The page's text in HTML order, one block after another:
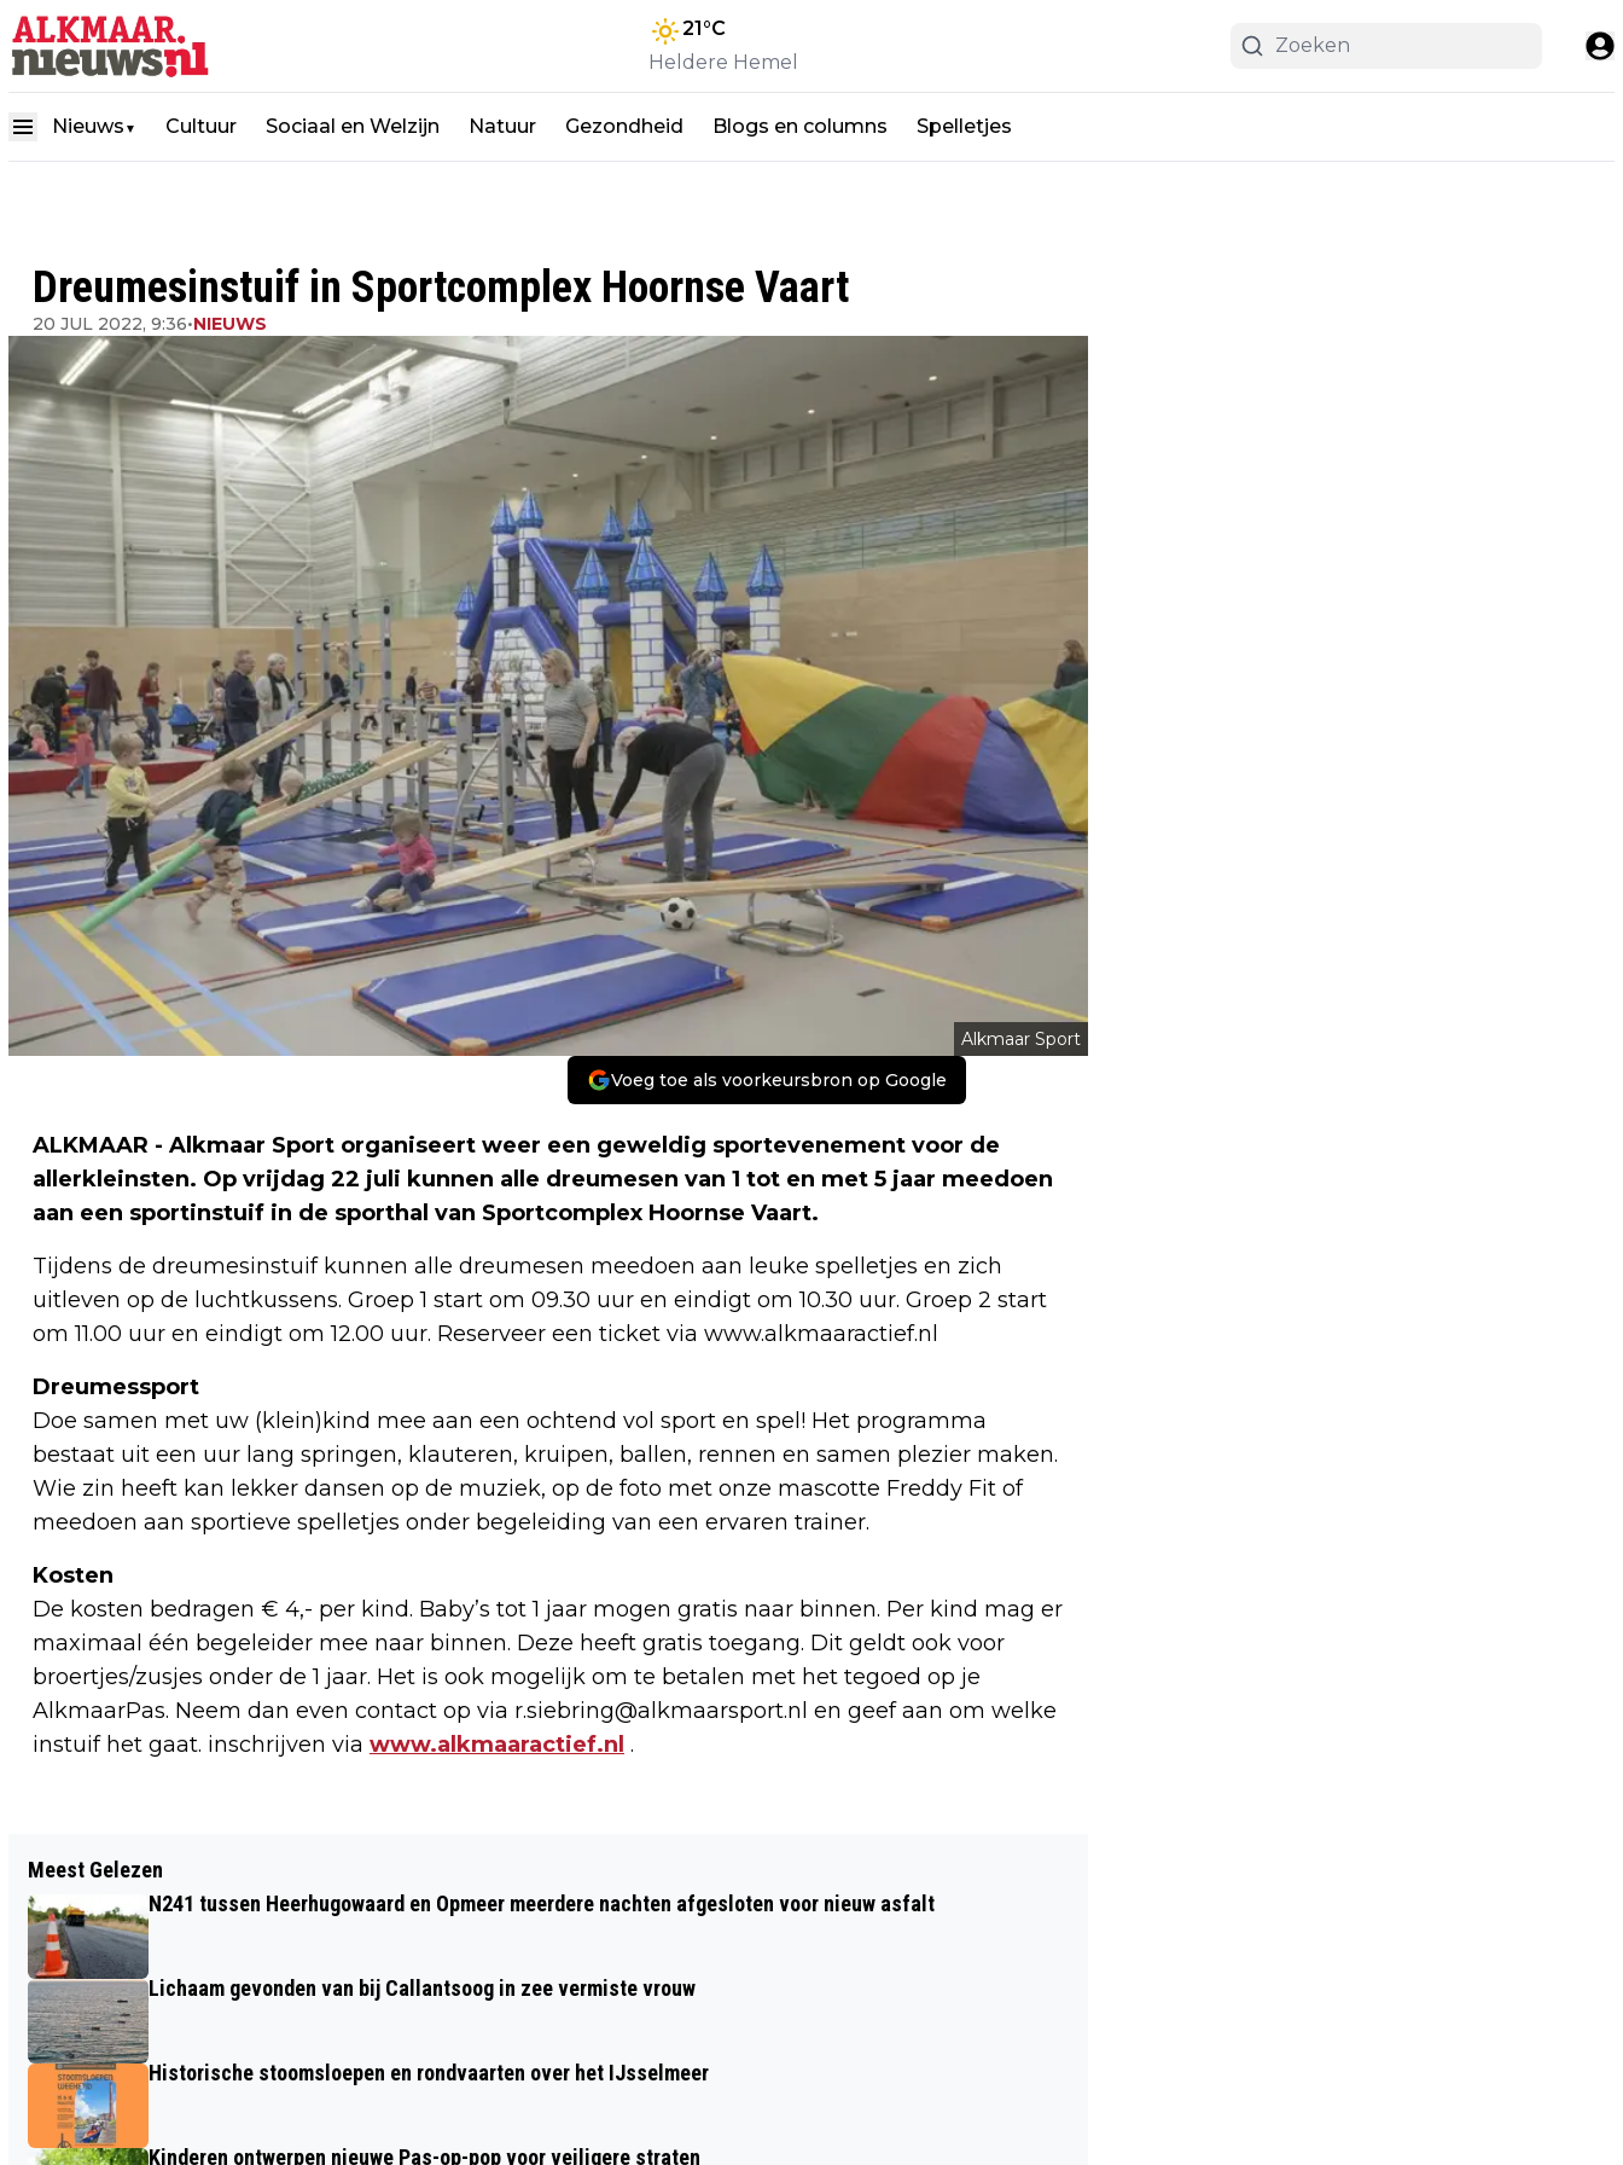
21°C
Heldere Hemel
Nieuws ▼ Cultuur Sociaal en Welzijn Natuur Gezondheid Blogs en columns Spelletjes
Dreumesinstuif in Sportcomplex Hoornse Vaart
20 JUL 2022, 9:36•NIEUWS
Alkmaar Sport
Voeg toe als voorkeursbron op Google
ALKMAAR - Alkmaar Sport organiseert weer een geweldig sportevenement voor de
allerkleinsten. Op vrijdag 22 juli kunnen alle dreumesen van 1 tot en met 5 jaar meedoen
aan een sportinstuif in de sporthal van Sportcomplex Hoornse Vaart.
Tijdens de dreumesinstuif kunnen alle dreumesen meedoen aan leuke spelletjes en zich
uitleven op de luchtkussens. Groep 1 start om 09.30 uur en eindigt om 10.30 uur. Groep 2 start
om 11.00 uur en eindigt om 12.00 uur. Reserveer een ticket via www.alkmaaractief.nl
Dreumessport
Doe samen met uw (klein)kind mee aan een ochtend vol sport en spel! Het programma
bestaat uit een uur lang springen, klauteren, kruipen, ballen, rennen en samen plezier maken.
Wie zin heeft kan lekker dansen op de muziek, op de foto met onze mascotte Freddy Fit of
meedoen aan sportieve spelletjes onder begeleiding van een ervaren trainer.
Kosten
De kosten bedragen € 4,- per kind. Baby’s tot 1 jaar mogen gratis naar binnen. Per kind mag er
maximaal één begeleider mee naar binnen. Deze heeft gratis toegang. Dit geldt ook voor
broertjes/zusjes onder de 1 jaar. Het is ook mogelijk om te betalen met het tegoed op je
AlkmaarPas. Neem dan even contact op via r.siebring@alkmaarsport.nl en geef aan om welke
instuif het gaat. inschrijven via www.alkmaaractief.nl .
ZOMER OP HET PLEIN MET MAARTJE &
KINE, CAREL KRAAYENHOF EN LEONI
JANSEN, SOPHIE STRAAT EN THIJS
BOONTJES
SCHOOLJAAR MUZIEKLES VOOR
Meest Gelezen
N241 tussen Heerhugowaard en Opmeer meerdere nachten afgesloten voor nieuw asfalt
Lichaam gevonden van bij Callantsoog in zee vermiste vrouw
Historische stoomsloepen en rondvaarten over het IJsselmeer
Kinderen ontwerpen nieuwe Pas-op-pop voor veiligere straten